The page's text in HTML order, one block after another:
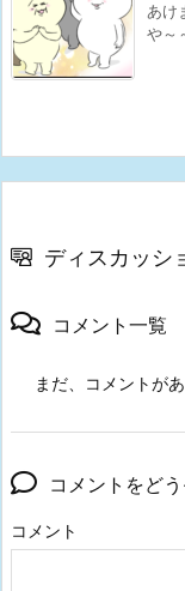
あけ
や～
ディスカッシ
コメント一覧
まだ、コメントが
コメントをど
コメント